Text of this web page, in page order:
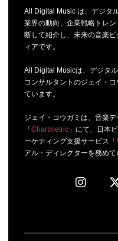
All Digital Music は、デジタ
業界の動向、企業戦略トレ
断して紹介し、未来の音楽
ィアです。
All Digital Musicは、デジタ
コンサルタントのジェイ・
ています。
ジェイ・コウガミは、音楽
「Chartmetric」にて、日本
ーケティング支援サービス「
アル・ディレクターを務めて